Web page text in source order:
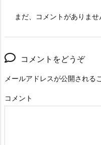
まだ、コメントがありませ
コメントをどうぞ
メールアドレスが公開される
コメント